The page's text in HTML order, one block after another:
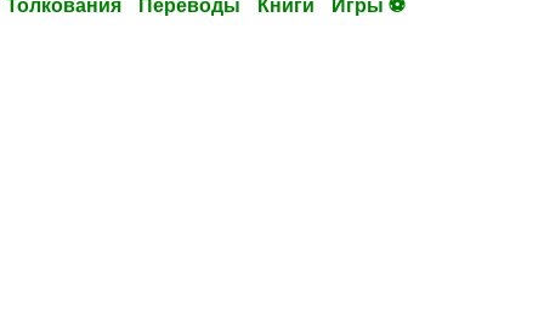
Толкования Переводы Книги Игры ⚽